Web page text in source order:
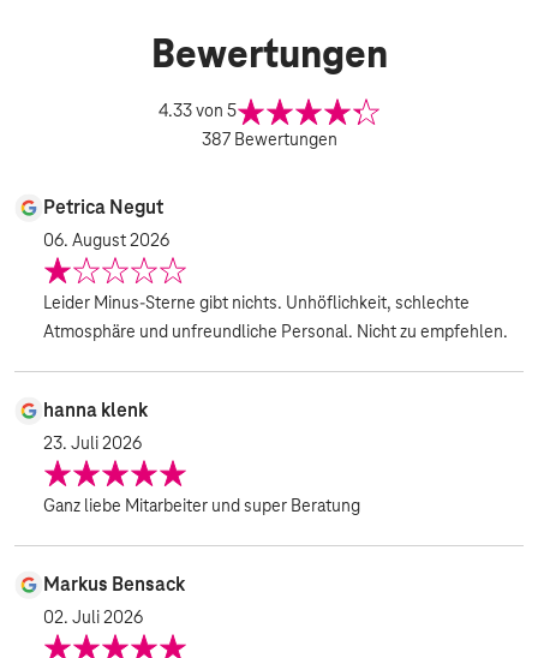
Bewertungen
4.33von 5
387 Bewertungen
Petrica Negut
06. August 2026
Leider Minus-Sterne gibt nichts. Unhöflichkeit, schlechte
Atmosphäre und unfreundliche Personal. Nicht zu empfehlen.
hanna klenk
23. Juli 2026
Ganz liebe Mitarbeiter und super Beratung
Markus Bensack
02. Juli 2026